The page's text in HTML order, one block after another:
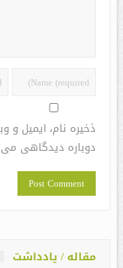
ذخیره نام، ایمیل و
دوباره دیدگاهی
مقاله / یادداشت